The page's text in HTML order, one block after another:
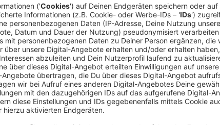
Unter anderem finden sich Coverversionen
"I Can't Stand The Rain" auf dem neuen Album
einige Singles erschienen, unter anderem
knapp 5,5 Mio Streams, das Musikvideo
Million YouTube Views. Bei seinem neuen
ausführenden Produzenten, die Songs selbst
der Musikszene wie Tommy English. Als
Hitsingle "Chandelier". Hier könnt ihr euch die